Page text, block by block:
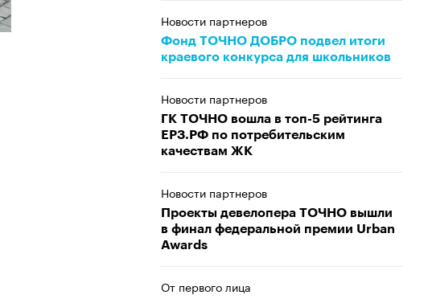
Новости партнеров
Фонд ТОЧНО ДОБРО подвел итоги
краевого конкурса для школьников
Новости партнеров
ГК ТОЧНО вошла в топ-5 рейтинга
ЕРЗ.РФ по потребительским
качествам ЖК
Новости партнеров
Проекты девелопера ТОЧНО вышли
в финал федеральной премии Urban
Awards
От первого лица